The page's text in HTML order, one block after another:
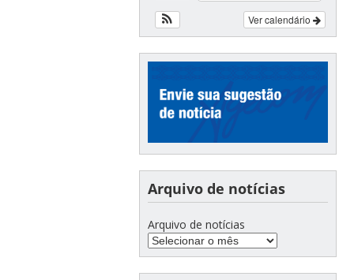
Ver calendário
Arquivo de notícias
Arquivo de notícias